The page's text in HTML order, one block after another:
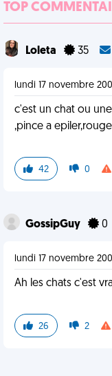
TOP
Loleta 35
lundi 17 novembre
c'est un chat ou
,pince a
42 0
GossipGuy 0
lundi 17 novembre
Ah les chats c'est
26 2